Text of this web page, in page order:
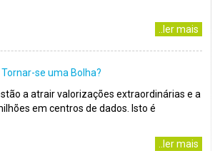
..ler mais
se uma Bolha?
a atrair valorizações extraordinárias e a
em centros de dados. Isto é
..ler mais